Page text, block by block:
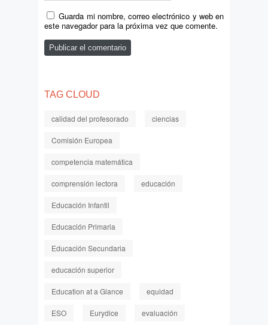
Guarda mi nombre, correo electrónico y web en
este navegador para la próxima vez que comente.
TAG CLOUD
calidad del profesorado ciencias
Comisión Europea
competencia matemática
comprensión lectora educación
Educación Infantil
Educación Primaria
Educación Secundaria
educación superior
Education at a Glance equidad
ESO Eurydice evaluación